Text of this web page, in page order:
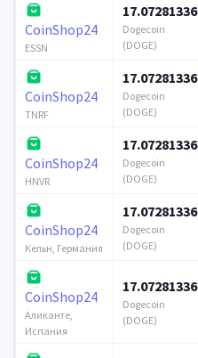
CoinShop24
ESSN
17.07281336
Dogecoin
(DOGE)
CoinShop24
TNRF
17.07281336
Dogecoin
(DOGE)
CoinShop24
HNVR
17.07281336
Dogecoin
(DOGE)
CoinShop24
Кельн, Германия
17.07281336
Dogecoin
(DOGE)
CoinShop24
Аликанте,
Испания
17.07281336
Dogecoin
(DOGE)